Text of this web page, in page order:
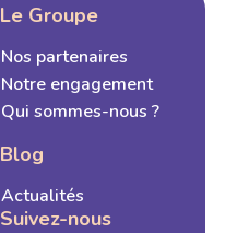
Le Groupe
Nos partenaires
Notre engagement
Qui sommes-nous ?
Blog
Actualités
Suivez-nous